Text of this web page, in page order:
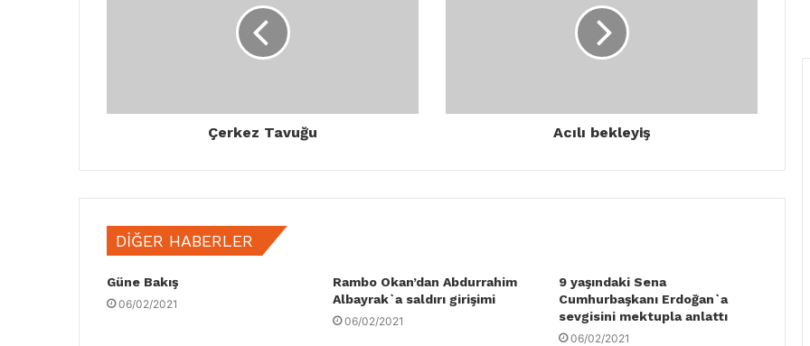
Çerkez Tavuğu Acılı bekleyiş
DIĞER HABERLER
Güne Bakış
06/02/2021
Rambo Okan’dan Abdurrahim
Albayrak`a saldırı girişimi
06/02/2021
9 yaşındaki Sena
Cumhurbaşkanı Erdoğan`a
sevgisini mektupla anlattı
06/02/2021